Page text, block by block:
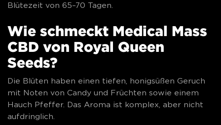
Blütezeit von 65–70 Tagen.
Wie schmeckt Medical Mass
CBD von Royal Queen
Seeds?
Die Blüten haben einen tiefen, honigsüßen Geruch
mit Noten von Candy und Früchten sowie einem
Hauch Pfeffer. Das Aroma ist komplex, aber nicht
aufdringlich.